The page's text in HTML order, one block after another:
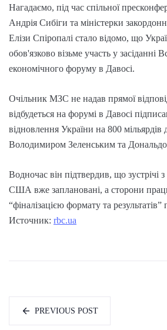
Нагадаємо, під час спільної
Андрія Сибіги та міністерки
Елізи Спіропалі стало відомо, що
обов'язково візьме участь у засіданні
економічного форуму в Давосі.
Очільник МЗС не надав прямої
відбудеться на форумі в Давосі
відновлення України на 800 мільярдів
Володимиром Зеленським та
Водночас він підтвердив, що зустрічі
США вже заплановані, а сторони
“фіналізацією формату та
Источник: rbc.ua
PREVIOUS POST